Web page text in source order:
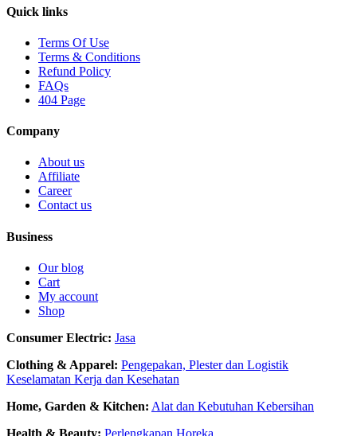
Quick links
Terms Of Use
Terms & Conditions
Refund Policy
FAQs
404 Page
Company
About us
Affiliate
Career
Contact us
Business
Our blog
Cart
My account
Shop
Consumer Electric: Jasa
Clothing & Apparel: Pengepakan, Plester dan Logistik
Keselamatan Kerja dan Kesehatan
Home, Garden & Kitchen: Alat dan Kebutuhan Kebersihan
Health & Beauty: Perlengkapan Horeka